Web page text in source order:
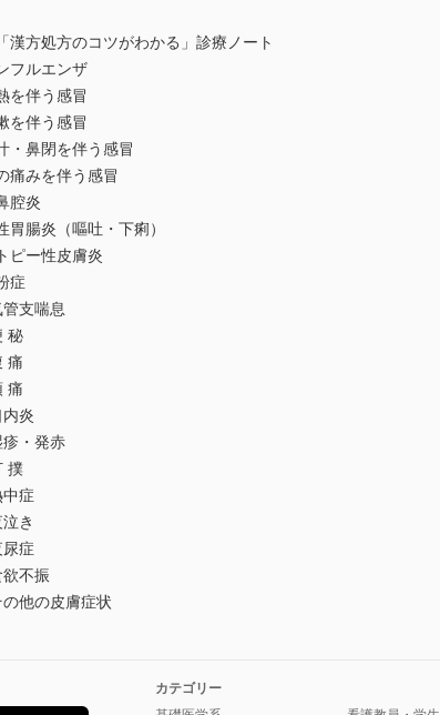
方処方のコツがわかる」診療ノート
フルエンザ
を伴う感冒
を伴う感冒
・鼻閉を伴う感冒
痛みを伴う感冒
腔炎
腸炎（嘔吐・下痢）
ピー性皮膚炎
症
支喘息
秘
痛
痛
炎
・発赤
撲
症
き
症
不振
他の皮膚症状
カテゴリー